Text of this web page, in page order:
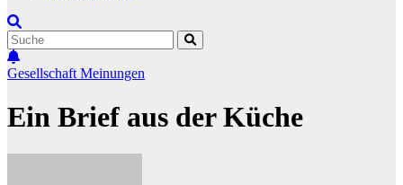
Gesellschaft Meinungen
Ein Brief aus der Küche